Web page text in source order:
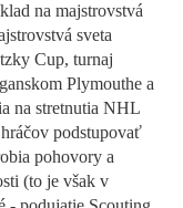
na majstrovstvá
sveta
Cup, turnaj
Plymouthe a
na stretnutia NHL
podstupovať
pohovory a
(to je však v